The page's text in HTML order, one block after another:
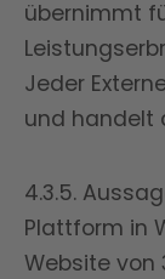
übernimmt
Jeder
und handelt
4.3.5.
Plattform in
Website von